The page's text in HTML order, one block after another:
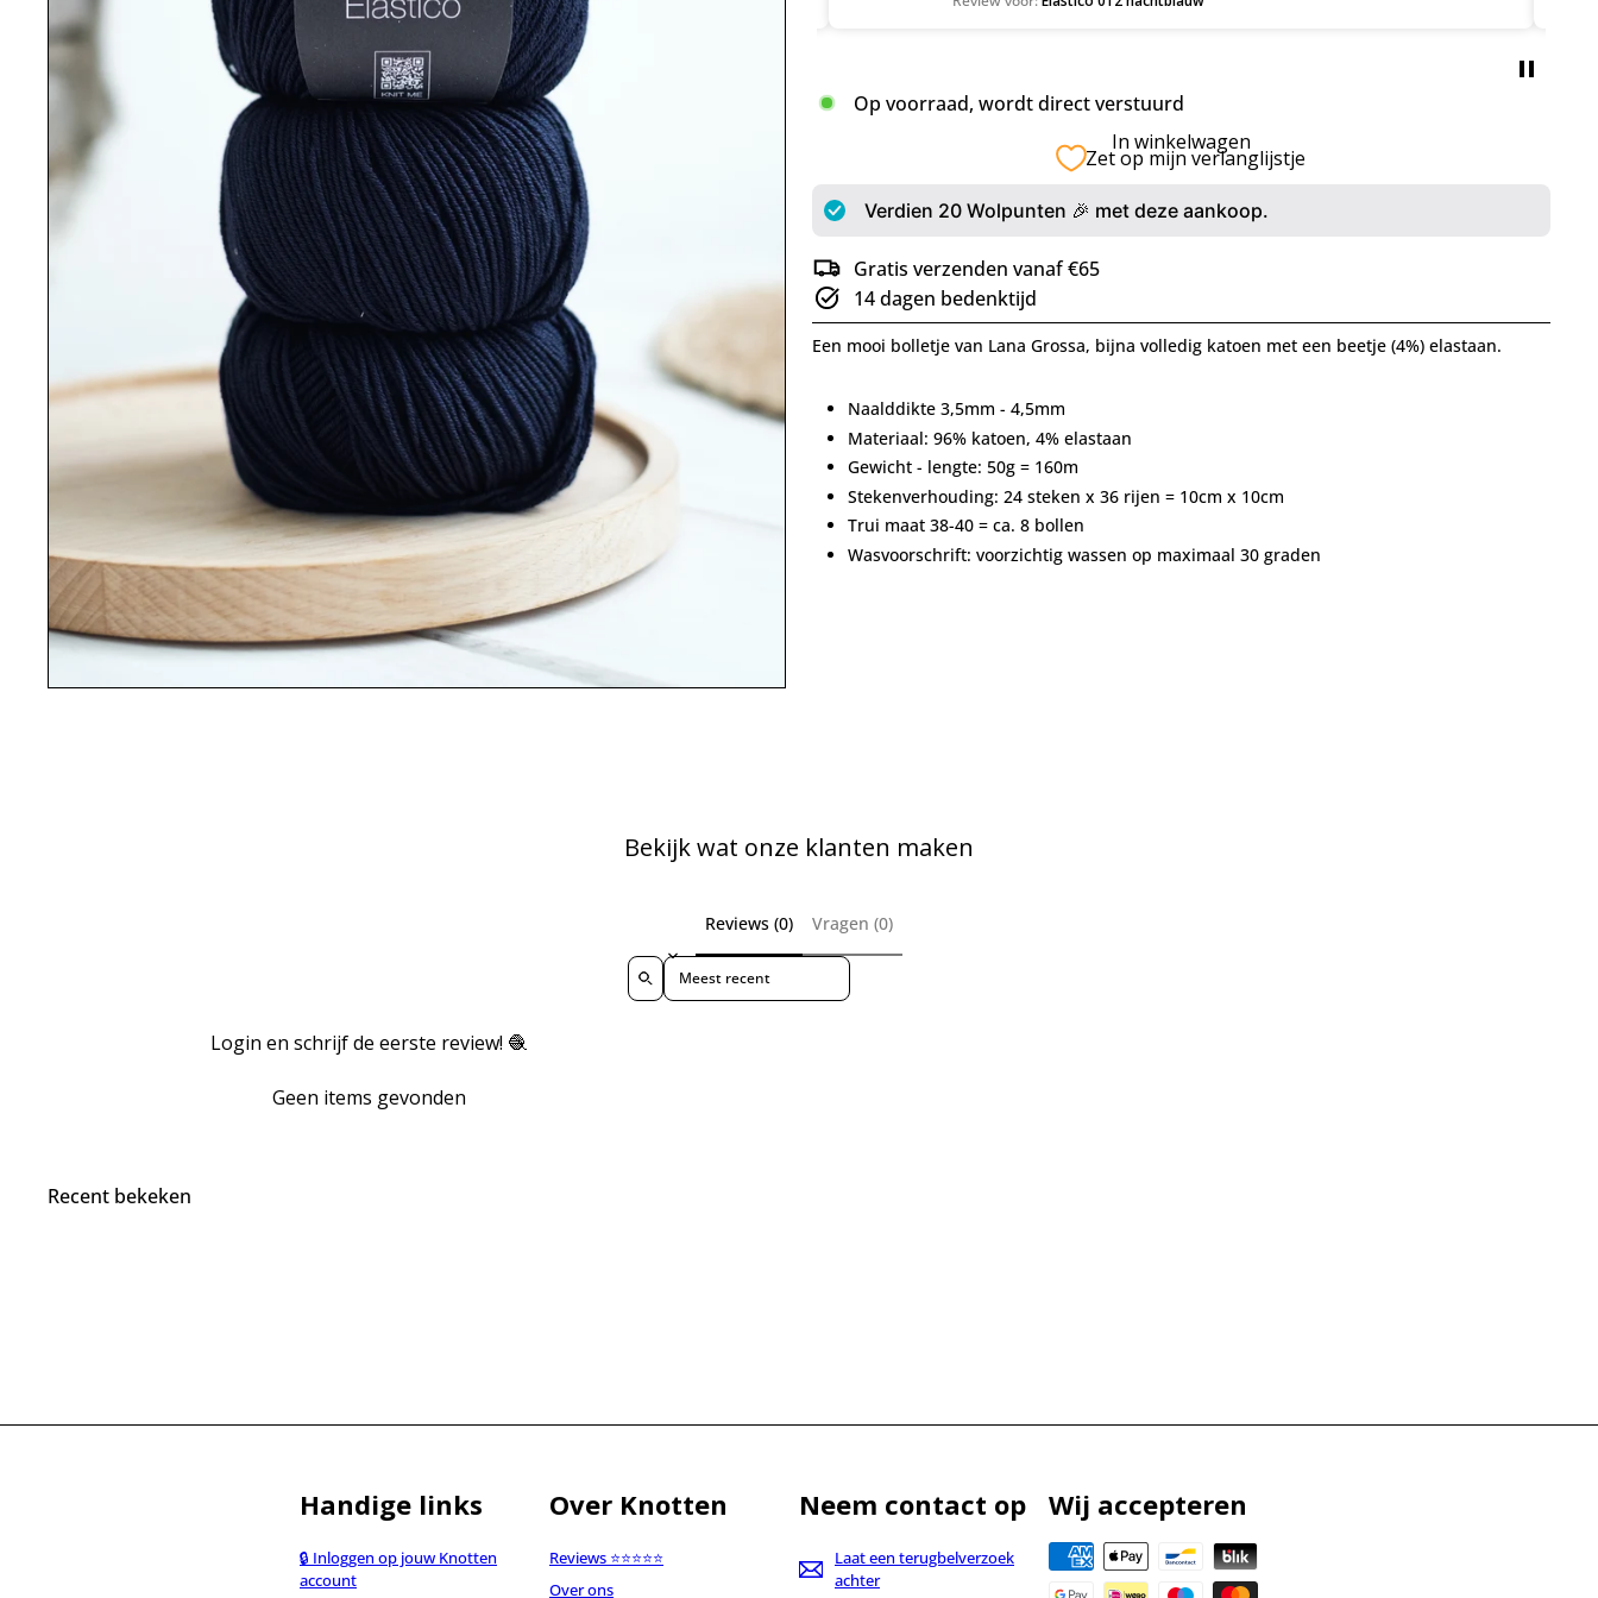
Op voorraad, wordt direct verstuurd
In winkelwagen
Zet op mijn verlanglijstje
Verdien 20 Wolpunten 🎉 met deze aankoop.
Gratis verzenden vanaf €65
14 dagen bedenktijd
Een mooi bolletje van Lana Grossa, bijna volledig katoen met een beetje (4%) elastaan.
Naalddikte 3,5mm - 4,5mm
Materiaal: 96% katoen, 4% elastaan
Gewicht - lengte: 50g = 160m
Stekenverhouding: 24 steken x 36 rijen = 10cm x 10cm
Trui maat 38-40 = ca. 8 bollen
Wasvoorschrift: voorzichtig wassen op maximaal 30 graden
Bekijk wat onze klanten maken
Reviews (0) Vragen (0)
Sort reviews by
Login en schrijf de eerste review! 🧶
Geen items gevonden
Recent bekeken
Handige links
🔒 Inloggen op jouw Knotten
account
Over Knotten
Reviews ⭐⭐⭐⭐⭐
Over ons
Neem contact op
Laat een terugbelverzoek
achter
Wij accepteren